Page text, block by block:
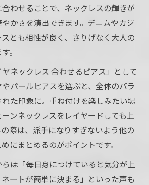
わせることで、ネックレスの輝きが
かさを演出できます。デニムやカジ
とも相性が良く、さりげなく大人の
。
ネックレス 合わせるピアス」として
パールピアスを選ぶと、全体のバラ
た印象に。重ね付けを楽しみたい場
ンネックレスをレイヤードしても上
際は、派手になりすぎないよう他の
にまとめるのがポイントです。
は「毎日身につけていると気分が上
ートが簡単に決まる」といった声も